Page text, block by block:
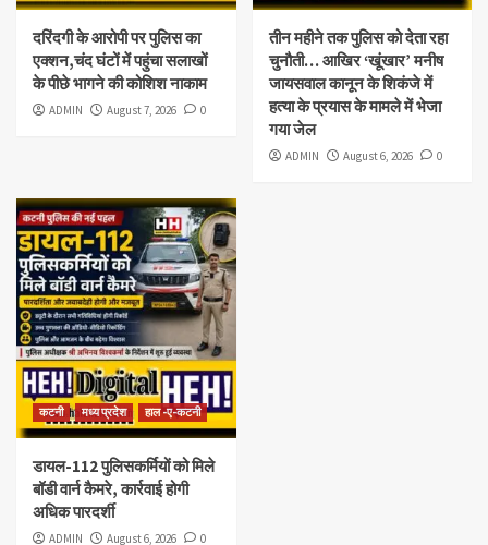
दरिंदगी के आरोपी पर पुलिस का
एक्शन,चंद घंटों में पहुंचा सलाखों
के पीछे भागने की कोशिश नाकाम
ADMIN August 7, 2026 0
तीन महीने तक पुलिस को देता रहा
चुनौती… आखिर ‘खूंखार’ मनीष
जायसवाल कानून के शिकंजे में
हत्या के प्रयास के मामले में भेजा
गया जेल
ADMIN August 6, 2026 0
कटनी मध्य प्रदेश हाल -ए-कटनी
डायल-112 पुलिसकर्मियों को मिले
बॉडी वार्न कैमरे, कार्रवाई होगी
अधिक पारदर्शी
ADMIN August 6, 2026 0